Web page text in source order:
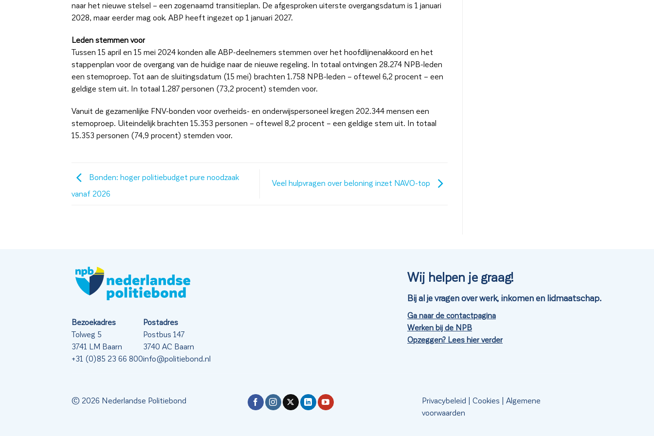
naar het nieuwe stelsel – een zogenaamd transitieplan. De afgesproken uiterste overgangsdatum is 1 januari
2028, maar eerder mag ook. ABP heeft ingezet op 1 januari 2027.
Leden stemmen voor
Tussen 15 april en 15 mei 2024 konden alle ABP-deelnemers stemmen over het hoofdlijnenakkoord en het
stappenplan voor de overgang van de huidige naar de nieuwe regeling. In totaal ontvingen 28.274 NPB-leden
een stemoproep. Tot aan de sluitingsdatum (15 mei) brachten 1.758 NPB-leden – oftewel 6,2 procent – een
geldige stem uit. In totaal 1.287 personen (73,2 procent) stemden voor.
Vanuit de gezamenlijke FNV-bonden voor overheids- en onderwijspersoneel kregen 202.344 mensen een
stemoproep. Uiteindelijk brachten 15.353 personen – oftewel 8,2 procent – een geldige stem uit. In totaal
15.353 personen (74,9 procent) stemden voor.
Bonden: hoger politiebudget pure noodzaak
vanaf 2026
Veel hulpvragen over beloning inzet NAVO-top
Bezoekadres
Tolweg 5
3741 LM Baarn
+31 (0)85 23 66 800
Postadres
Postbus 147
3740 AC Baarn
info@politiebond.nl
Wij helpen je graag!
Bij al je vragen over werk, inkomen en lidmaatschap.
Ga naar de contactpagina
Werken bij de NPB
Opzeggen? Lees hier verder
© 2026 Nederlandse Politiebond Privacybeleid | Cookies | Algemene
voorwaarden